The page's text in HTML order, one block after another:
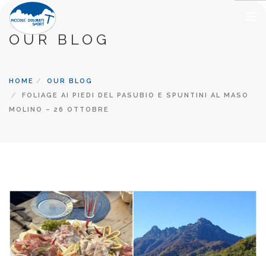
ESCURSIONI GUIDATE
RIFUGI
OUR BLOG
HOME
OUR BLOG
FOLIAGE AI PIEDI DEL PASUBIO E SPUNTINI AL MASO
MOLINO – 26 OTTOBRE